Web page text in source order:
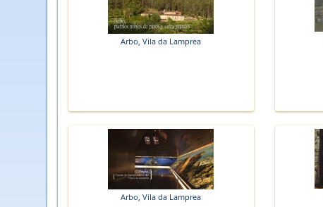
Arbo, Vila da Lamprea
Arbo, Vila da Lamprea